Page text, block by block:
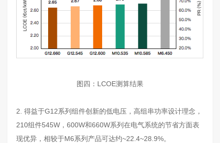
图四：LCOE测算结果
2. 得益于G12系列组件创新的低电压，高组串功率设计理念，
210组件545W，600W和660W系列在电气系统的节省方面表
现优异，相较于M6系列产品可达约~22.4~28.9%。